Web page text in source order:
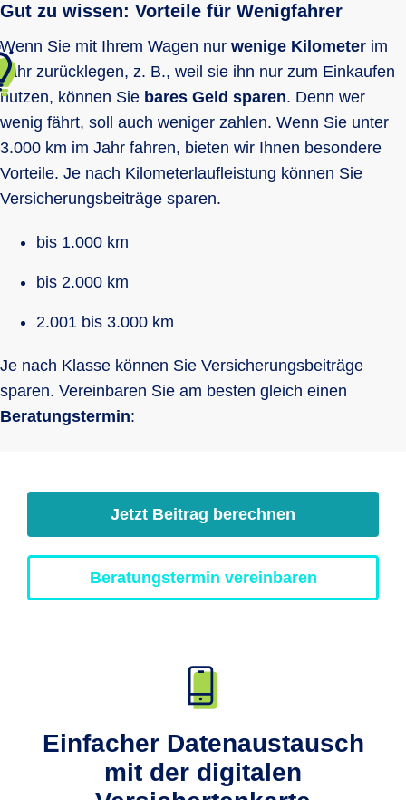
Gut zu wissen: Vorteile für Wenigfahrer
Wenn Sie mit Ihrem Wagen nur wenige Kilometer im
Jahr zurücklegen, z. B., weil sie ihn nur zum Einkaufen
nutzen, können Sie bares Geld sparen. Denn wer
wenig fährt, soll auch weniger zahlen. Wenn Sie unter
3.000 km im Jahr fahren, bieten wir Ihnen besondere
Vorteile. Je nach Kilometerlaufleistung können Sie
Versicherungsbeiträge sparen.
bis 1.000 km
bis 2.000 km
2.001 bis 3.000 km
Je nach Klasse können Sie Versicherungsbeiträge
sparen. Vereinbaren Sie am besten gleich einen
Beratungstermin:
Jetzt Beitrag berechnen
Beratungstermin vereinbaren
Einfacher Datenaustausch
mit der digitalen